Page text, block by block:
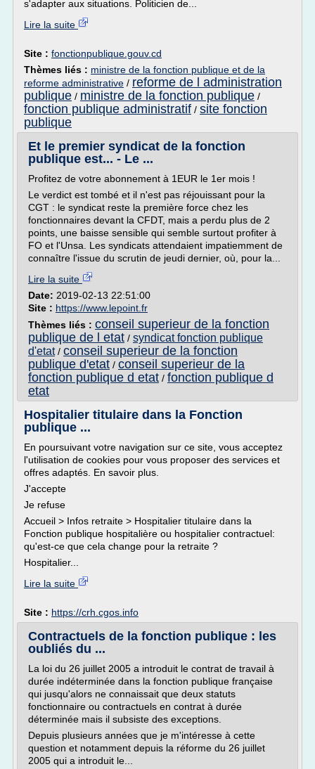
s'adapter aux situations. Politicien de...
Lire la suite
Site : fonctionpublique.gouv.cd
Thèmes liés : ministre de la fonction publique et de la
reforme administrative / reforme de l administration
publique / ministre de la fonction publique /
fonction publique administratif / site fonction
publique
Et le premier syndicat de la fonction
publique est... - Le ...
Profitez de votre abonnement à 1EUR le 1er mois !
Le verdict est tombé et il n'est pas réjouissant pour la
CGT : le syndicat reste la première force chez les
fonctionnaires devant la CFDT, mais a perdu plus de 2
points, une baisse sensible qui semble surtout profiter à
FO et l'Unsa. Les syndicats attendaient impatiemment de
connaître l'issue du scrutin de jeudi dernier, où, pour la...
Lire la suite
Date: 2019-02-13 22:51:00
Site : https://www.lepoint.fr
Thèmes liés : conseil superieur de la fonction
publique de l etat / syndicat fonction publique
d'etat/ conseil superieur de la fonction
publique d'etat / conseil superieur de la
fonction publique d etat / fonction publique d
etat
Hospitalier titulaire dans la Fonction
publique ...
En poursuivant votre navigation sur ce site, vous acceptez
l'utilisation de cookies pour vous proposer des services et
offres adaptés. En savoir plus.
J'accepte
Je refuse
Accueil > Infos retraite > Hospitalier titulaire dans la
Fonction publique hospitalière ou hospitalier contractuel:
qu'est-ce que cela change pour la retraite ?
Hospitalier...
Lire la suite
Site : https://crh.cgos.info
Contractuels de la fonction publique : les
oubliés du ...
La loi du 26 juillet 2005 a introduit le contrat de travail à
durée indéterminée dans la fonction publique française
qui jusqu'alors ne connaissait que deux statuts
fonctionnaire ou contractuels en contrat à durée
déterminée mais il subsiste des exceptions.
Depuis plusieurs années que je m'intéresse à cette
question et notamment depuis la réforme du 26 juillet
2005 qui a introduit le...